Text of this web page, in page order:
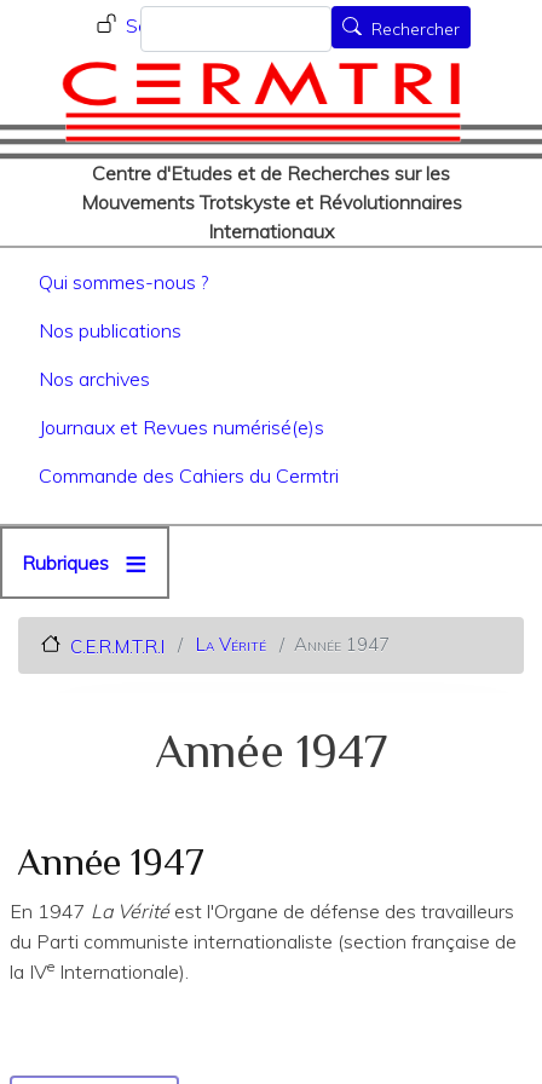
au
contenu
principal
Menu du compte de
Se connecter
Centre d'Etudes et de Recherches sur les
Mouvements Trotskyste et Révolutionnaires
Internationaux
Rechercher Rechercher
Navigation principale
Qui sommes-nous ?
Nos publications
Nos archives
Journaux et Revues numérisé(e)s
Commande des Cahiers du Cermtri
Rubriques
C.E.R.M.T.R.I La Vérité Année 1947
Année 1947
Année 1947
En 1947 La Véritéest l'Organe de défense des travailleurs
du Parti communiste internationaliste (section française de
la IVe Internationale).